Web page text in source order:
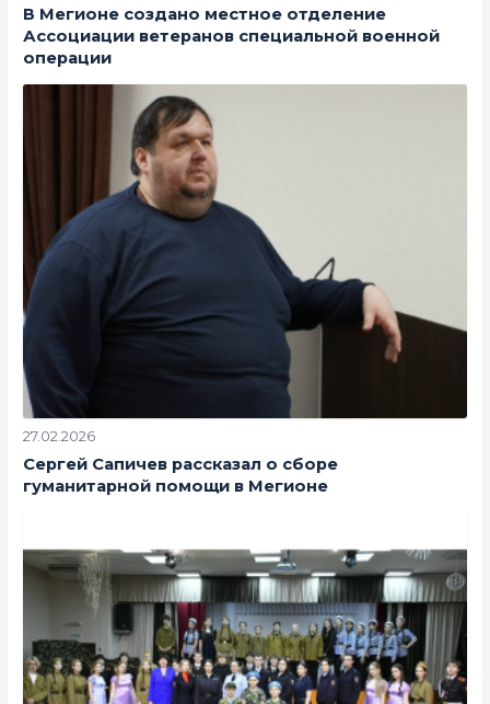
В Мегионе создано местное отделение
Ассоциации ветеранов специальной военной
операции
27.02.2026
Сергей Сапичев рассказал о сборе
гуманитарной помощи в Мегионе